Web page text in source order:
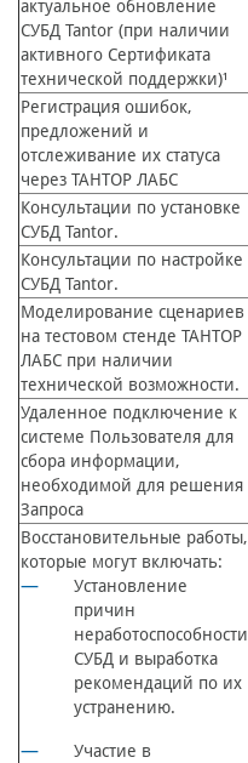
актуальное обновление
СУБД Tantor (при наличии
активного Сертификата
технической поддержки)¹
Регистрация ошибок,
предложений и
отслеживание их статуса
через ТАНТОР ЛАБС
Консультации по установке
СУБД Tantor.
Консультации по настройке
СУБД Tantor.
Моделирование сценариев
на тестовом стенде ТАНТОР
ЛАБС при наличии
технической возможности.
Удаленное подключение к
системе Пользователя для
сбора информации,
необходимой для решения
Запроса
Восстановительные работы,
которые могут включать:
Установление
причин
неработоспособности
СУБД и выработка
рекомендаций по их
устранению.
Участие в